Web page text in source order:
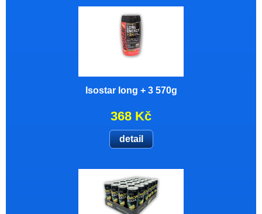
Isostar long + 3 570g
368 Kč
detail